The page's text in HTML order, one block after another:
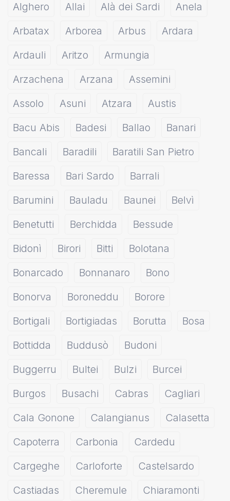
Alghero
Allai Alà dei Sardi
Anela
Arbatax
Arborea Arbus
Ardara
Ardauli
Aritzo
Armungia
Arzachena
Arzana
Assemini
Assolo
Asuni Atzara
Austis
Bacu Abis
Badesi Ballao
Banari
Bancali
Baradili
Baratili San Pietro
Baressa
Bari Sardo
Barrali
Barumini
Bauladu Baunei
Belvì
Benetutti
Berchidda
Bessude
Bidonì
Birori Bitti
Bolotana
Bonarcado
Bonnanaro
Bono
Bonorva
Boroneddu
Borore
Bortigali
Bortigiadas Borutta
Bosa
Bottidda
Buddusò
Budoni
Buggerru
Bultei Bulzi
Burcei
Burgos
Busachi Cabras
Cagliari
Cala Gonone
Calangianus
Calasetta
Capoterra
Carbonia
Cardedu
Cargeghe
Carloforte
Castelsardo
Castiadas
Cheremule Chiaramonti